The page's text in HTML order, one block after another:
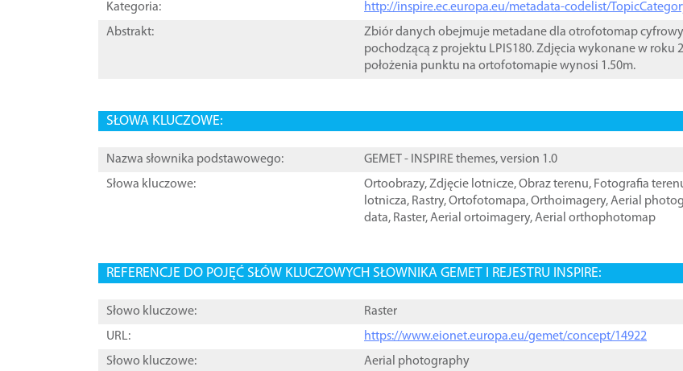
Kategoria:
http://inspire.ec.europa.eu/metadata-codelist/
Abstrakt:
Zbiór danych obejmuje metadane dla otrofotomap
pochodzącą z projektu LPIS180. Zdjęcia wykonane w roku
położenia punktu na ortofotomapie wynosi 1.50m.
SŁOWA KLUCZOWE:
Nazwa słownika podstawowego:
GEMET - INSPIRE themes, version 1.0
Słowa kluczowe:
Ortoobrazy,Zdjęcie lotnicze,Obraz terenu, Fotografia
lotnicza, Rastry,Ortofotomapa,Orthoimagery,Aerial
data, Raster,Aerial ortoimagery,Aerial orthophotomap
REFERENCJE DO POJĘĆ SŁÓW KLUCZOWYCH SŁOWNIKA GEMET I REJESTRU INSPIRE:
Słowo kluczowe:
Raster
URL:
https://www.eionet.europa.eu/gemet/concept/14922
Słowo kluczowe:
Aerial photography